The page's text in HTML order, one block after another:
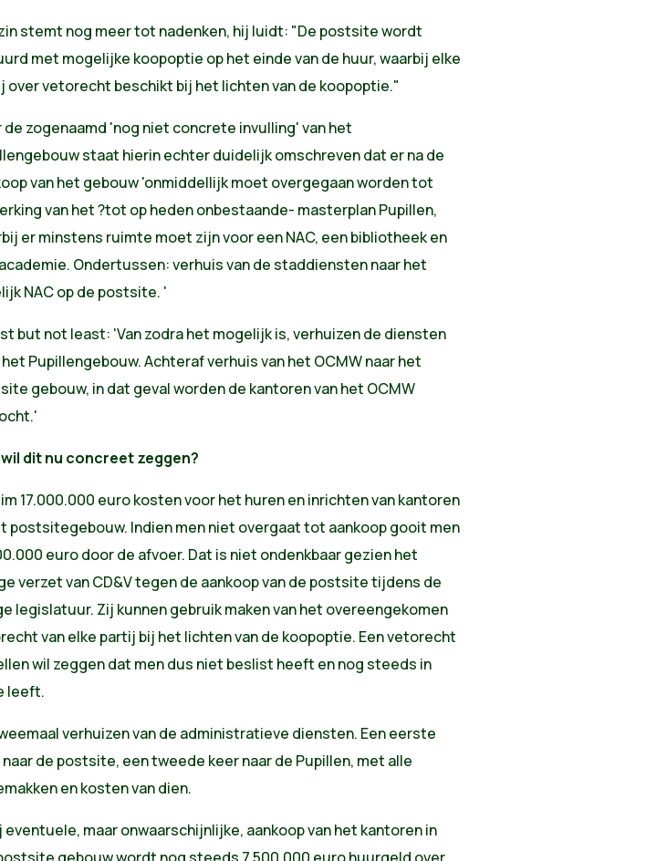
stemt nog meer tot nadenken, hij luidt: "De postsite wordt
met mogelijke koopoptie op het einde van de huur, waarbij elke
over vetorecht beschikt bij het lichten van de koopoptie."
de zogenaamd 'nog niet concrete invulling' van het
staat hierin echter duidelijk omschreven dat er na de
van het gebouw 'onmiddellijk moet overgegaan worden tot
van het ?tot op heden onbestaande- masterplan Pupillen,
er minstens ruimte moet zijn voor een NAC, een bibliotheek en
Ondertussen: verhuis van de staddiensten naar het
NAC op de postsite. '
but not least: 'Van zodra het mogelijk is, verhuizen de diensten
het Pupillengebouw. Achteraf verhuis van het OCMW naar het
gebouw, in dat geval worden de kantoren van het OCMW
dit nu concreet zeggen?
17.000.000 euro kosten voor het huren en inrichten van kantoren
postsitegebouw. Indien men niet overgaat tot aankoop gooit men
euro door de afvoer. Dat is niet ondenkbaar gezien het
verzet van CD&V tegen de aankoop van de postsite tijdens de
legislatuur. Zij kunnen gebruik maken van het overeengekomen
van elke partij bij het lichten van de koopoptie. Een vetorecht
wil zeggen dat men dus niet beslist heeft en nog steeds in
leeft.
verhuizen van de administratieve diensten. Een eerste
de postsite, een tweede keer naar de Pupillen, met alle
en kosten van dien.
eventuele, maar onwaarschijnlijke, aankoop van het kantoren in